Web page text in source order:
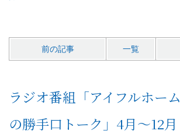
前の記事 一覧
ラジオ番組「アイフルホーム
の勝手口トーク」4月～12月